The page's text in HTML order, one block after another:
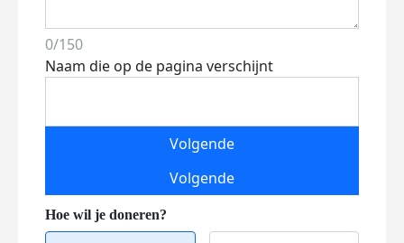
0/150
Naam die op de pagina verschijnt
Volgende
Volgende